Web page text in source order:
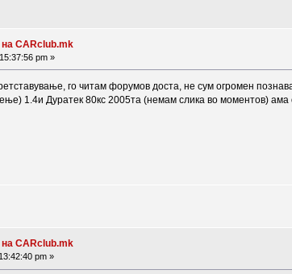
CARclub.mk
pm »
го читам форумов доста, не сум огромен
1.4и Дуратек 80кс 2005та (немам слика во моментов)
CARclub.mk
pm »